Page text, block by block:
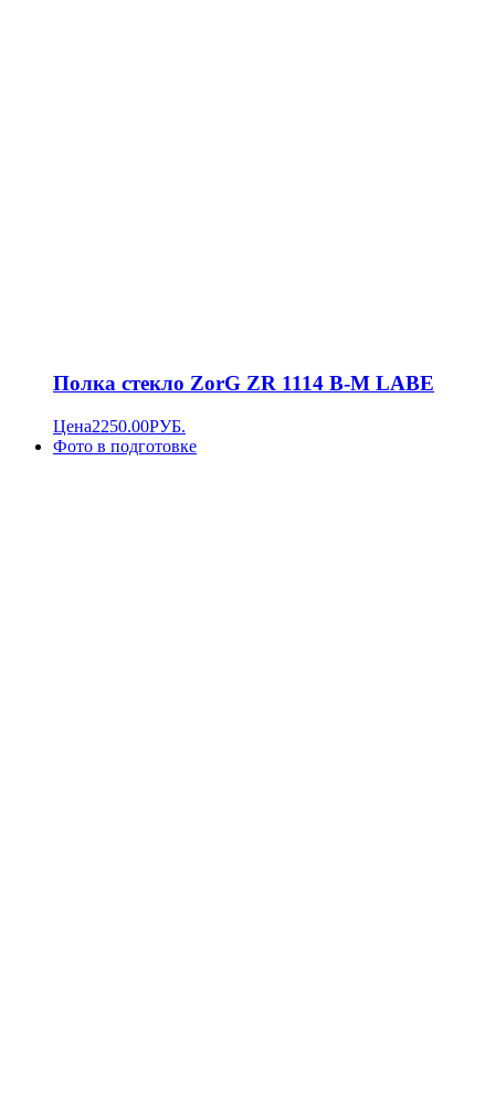
Полка стекло ZorG ZR 1114 В-M LABE
Цена2250.00РУБ.
Фото в подготовке